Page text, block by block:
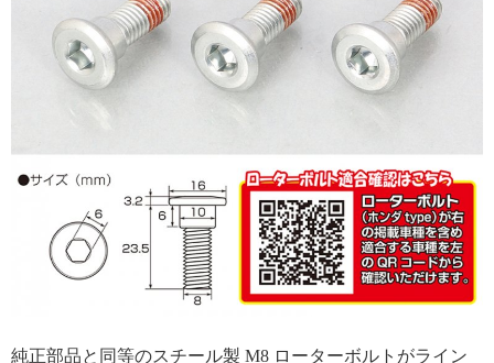
純正部品と同等のスチール製 M8 ローターボルトがライン